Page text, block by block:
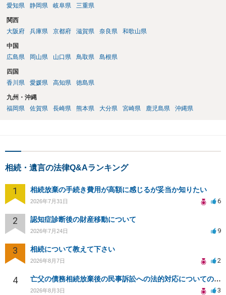
は思います。その場合、かかるのは戸籍等の取得費用と印紙代だけと
を確認し、印紙と共に家庭裁判所に提出して相続放棄申述受理通知書
を待つという流れになります。
愛知県
静岡県 岐阜県 三重県
関西
大阪府
兵庫県 京都府 滋賀県 奈良県 和歌山県
中国
広島県
岡山県 山口県 鳥取県 島根県
四国
香川県
愛媛県 高知県 徳島県
九州・沖縄
福岡県
佐賀県 長崎県 熊本県 大分県 宮崎県 鹿児島県 沖縄県
相続・遺言の法律Q&Aランキング
1 相続放棄の手続き費用が高額に感じるが妥当か知りたい
2026年7月31日 6
2 認知症診断後の財産移動について
2026年7月24日 9
3 相続について教えて下さい
2026年8月7日 2
4 亡父の債務相続放棄後の民事訴訟への法的対応についての相談
2026年8月3日 3